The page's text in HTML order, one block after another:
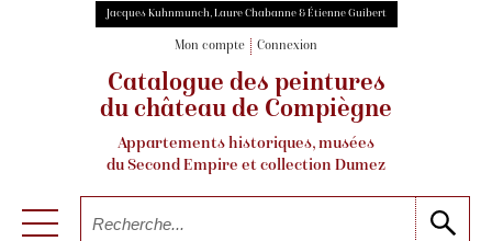
Jacques Kuhnmunch, Laure Chabanne & Étienne Guibert
Mon compte Connexion
Catalogue des peintures
du château de Compiègne
Appartements historiques, musées
du Second Empire et collection Dumez